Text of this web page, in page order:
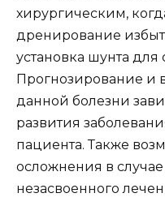
хирургическим,
дренирование
установка шунта для
Прогнозирование и
данной болезни
развития
пациента. Также
осложнения в
незасвоенного